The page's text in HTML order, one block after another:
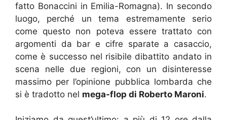
fatto Bonaccini in Emilia-Romagna). In secondo
luogo, perché un tema estremamente serio
come questo non poteva essere trattato con
argomenti da bar e cifre sparate a casaccio,
come è successo nel risibile dibattito andato in
scena nelle due regioni, con un disinteresse
massimo per l’opinione pubblica lombarda che
si è tradotto nel mega-flop di Roberto Maroni.